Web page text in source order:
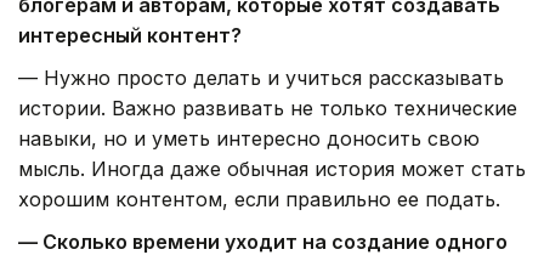
интересный контент?
— Нужно просто делать и учиться рассказывать
истории. Важно развивать не только технические
навыки, но и уметь интересно доносить свою
мысль. Иногда даже обычная история может стать
хорошим контентом, если правильно ее подать.
— Сколько времени уходит на создание одного